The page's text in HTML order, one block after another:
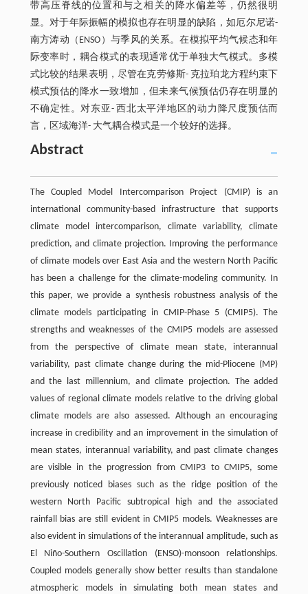
带高压脊线的位置和与之相关的降水偏差等，仍然很明
显。对于年际振幅的模拟也存在明显的缺陷，如厄尔尼诺-
南方涛动（ENSO）与季风的关系。在模拟平均气候态和年
际变率时，耦合模式的表现通常优于单独大气模式。多模
式比较的结果表明，尽管在克劳修斯- 克拉珀龙方程约束下
模式预估的降水一致增加，但未来气候预估仍存在明显的
不确定性。对东亚- 西北太平洋地区的动力降尺度预估而
言，区域海洋- 大气耦合模式是一个较好的选择。
Abstract
The Coupled Model Intercomparison Project (CMIP) is an
international community-based infrastructure that supports
climate model intercomparison, climate variability, climate
prediction, and climate projection. Improving the performance
of climate models over East Asia and the western North Pacific
has been a challenge for the climate-modeling community. In
this paper, we provide a synthesis robustness analysis of the
climate models participating in CMIP-Phase 5 (CMIP5). The
strengths and weaknesses of the CMIP5 models are assessed
from the perspective of climate mean state, interannual
variability, past climate change during the mid-Pliocene (MP)
and the last millennium, and climate projection. The added
values of regional climate models relative to the driving global
climate models are also assessed. Although an encouraging
increase in credibility and an improvement in the simulation of
mean states, interannual variability, and past climate changes
are visible in the progression from CMIP3 to CMIP5, some
previously noticed biases such as the ridge position of the
western North Pacific subtropical high and the associated
rainfall bias are still evident in CMIP5 models. Weaknesses are
also evident in simulations of the interannual amplitude, such as
El Niño-Southern Oscillation (ENSO)-monsoon relationships.
Coupled models generally show better results than standalone
atmospheric models in simulating both mean states and